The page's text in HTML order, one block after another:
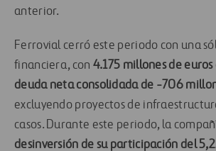
anterior.
Ferrovial cerró este periodo con una
financiera, con 4.175 millones de
deuda neta consolidadade -706
excluyendo proyectos de
casos. Durante este periodo, la
desinversión de su participación del